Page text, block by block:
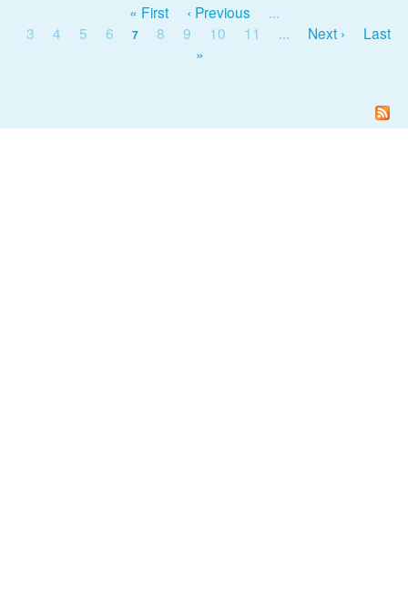
Seiten « First ‹ Previous …
3 4 5 6 7 8 9 10 11 … Next ›
Last
»